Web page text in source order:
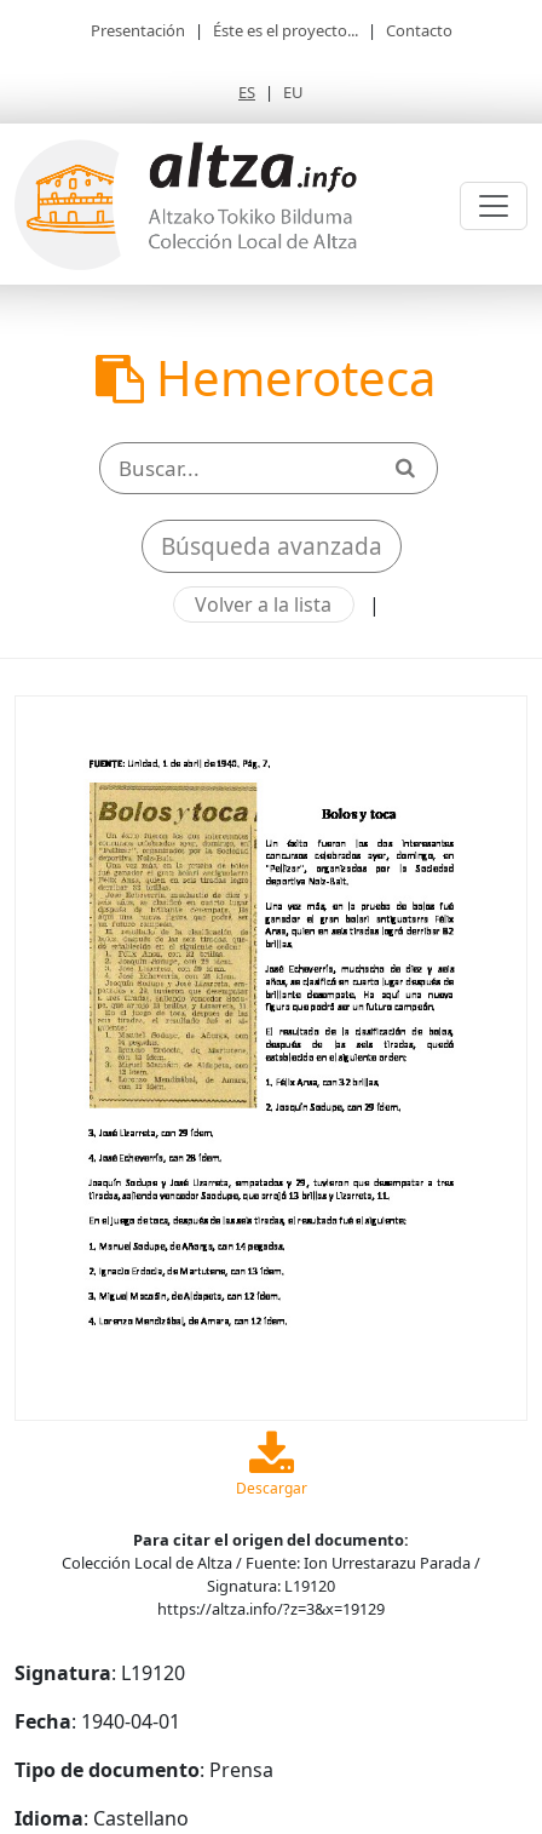
Presentación | Éste es el proyecto... | Contacto
ES | EU
Hemeroteca
Búsqueda avanzada
Volver a la lista |
Descargar
Para citar el origen del documento:
Colección Local de Altza / Fuente: Ion Urrestarazu Parada /
Signatura: L19120
https://altza.info/?z=3&x=19129
Signatura: L19120
Fecha: 1940-04-01
Tipo de documento: Prensa
Idioma: Castellano